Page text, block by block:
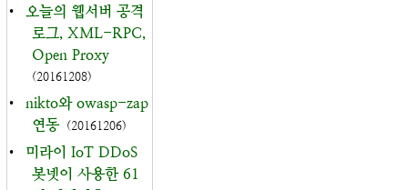
•
오늘의 웹서버 공격
로그, XML-RPC,
Open Proxy
(20161208)
•
nikto와 owasp-zap
연동 (20161206)
•
미라이 IoT DDoS
봇넷이 사용한 61